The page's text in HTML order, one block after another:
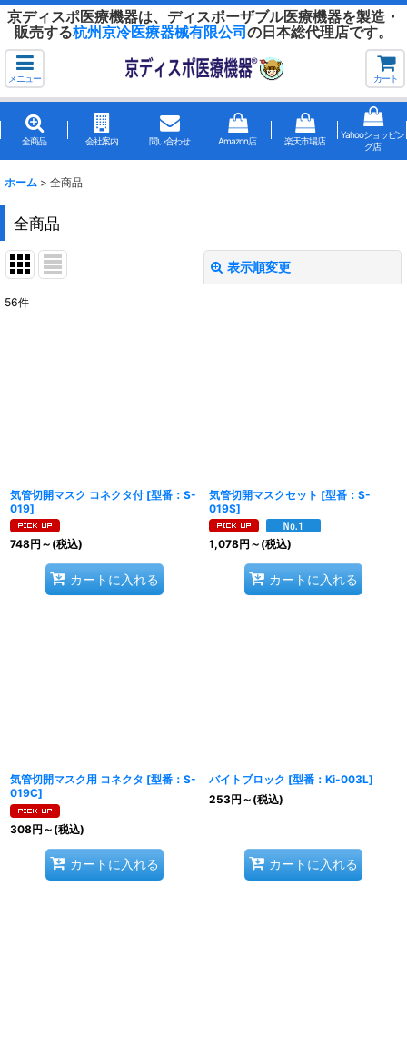
京ディスポ医療機器は、ディスポーザブル医療機器を製造・
販売する杭州京冷医療器械有限公司の日本総代理店です。
メニュー カート
全商品 会社案内 問い合わせ Amazon店 楽天市場店
Yahooショッピン
グ店
ホーム > 全商品
全商品
表示順変更
56件
気管切開マスク コネクタ付 [型番：S-
019]
748円 ～ (税込)
カートに入れる
気管切開マスクセット [型番：S-
019S]
1,078円 ～ (税込)
カートに入れる
気管切開マスク用 コネクタ [型番：S-
019C]
308円 ～ (税込)
カートに入れる
バイトブロック [型番：Ki-003L]
253円 ～ (税込)
カートに入れる